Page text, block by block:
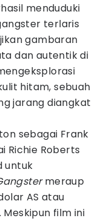
menduduki
terlaris
gambaran
dan autentik di
hitam, sebuah
jarang diangkat
sebagai Frank
Richie Roberts
untuk
meraup
AS atau
Meskipun film ini